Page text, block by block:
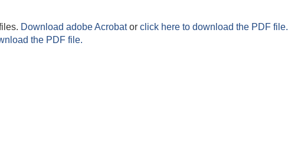
Download adobe Acrobator click here to download the PDF file.
the PDF file.